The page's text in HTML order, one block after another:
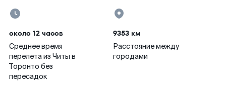
около 12 часов
Среднее время
перелета из Читы в
Торонто без
пересадок
9353 км
Расстояние между
городами